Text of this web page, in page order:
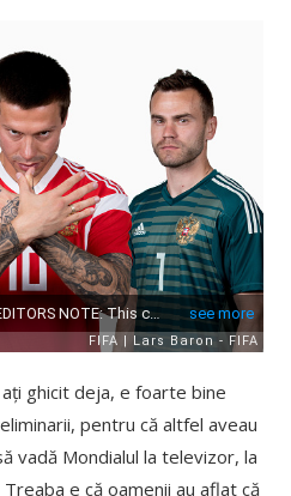
ghicit deja, e foarte bine
pentru că altfel aveau
vadă Mondialul la televizor, la
e că oamenii au aflat că